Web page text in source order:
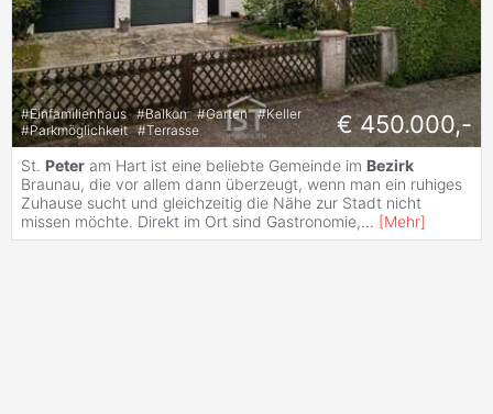
#Einfamilienhaus #Balkon #Garten #Keller
#Parkmöglichkeit #Terrasse € 450.000,-
St. Peter am Hart ist eine beliebte Gemeinde im Bezirk
Braunau, die vor allem dann überzeugt, wenn man ein ruhiges
Zuhause sucht und gleichzeitig die Nähe zur Stadt nicht
missen möchte. Direkt im Ort sind Gastronomie,... [Mehr]